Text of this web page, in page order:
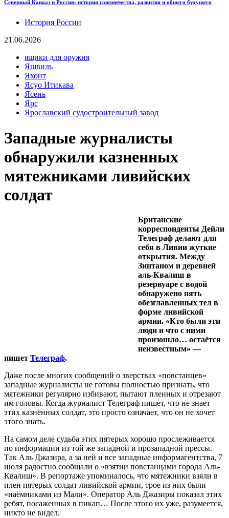
Северный Кавказ и Россия: история союзничества, развития и общего будущего
История России
21.06.2026
ящики для оружия
Яшвиль
Яхонт
Ясуо Итикава
Ясень
Ярс
Ярославский судостроительный завод
Западные журналисты
обнаружили казненных
мятежниками ливийских
солдат
Британские
корреспонденты Дейли
Телеграф делают для
себя в Ливии жуткие
открытия. Между
Зинтаном и деревней
аль-Квалиш в
резервуаре с водой
обнаружено пять
обезглавленных тел в
форме ливийской
армии. «Кто были эти
люди и что с ними
произошло… остаётся
неизвестным» —
пишет Телеграф.
Даже после многих сообщений о зверствах «повстанцев»
западные журналисты не готовы полностью признать, что
мятежники регулярно избивают, пытают пленных и отрезают
им головы. Когда журналист Телеграф пишет, что не знает
этих казнённых солдат, это просто означает, что он не хочет
этого знать.
На самом деле судьба этих пятерых хорошо прослеживается
по информации из той же западной и прозападной прессы.
Так Аль Джазира, а за ней и все западные информагентства, 7
июля радостно сообщали о «взятии повстанцами города Аль-
Квалиш». В репортаже упоминалось, что мятежники взяли в
плен пятерых солдат ливийской армии, трое из них были
«наёмниками из Мали». Оператор Аль Джазиры показал этих
ребят, посаженных в пикап… После этого их уже, разумеется,
никто не видел.